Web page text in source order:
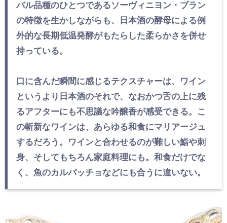
バル品種のひとつであるソーヴィニヨン・ブラン
の特徴を生かしながらも、日本酒の酵母による例
外的な長期低温発酵がもたらした柔らかさを併せ
持っている。
口に含んだ瞬間に感じるテクスチャーは、ワイン
というより日本酒のそれで、なおかつ舌の上に残
るアフターにも不思議な吟醸香が感受できる。こ
の斬新なワインは、あらゆる和食にマリアージュ
するだろう。ワインと合わせるのが難しい鮨や刺
身、そしてもちろん家庭料理にも。和食だけでな
く、魚のカルパッチョなどにも合うに違いない。